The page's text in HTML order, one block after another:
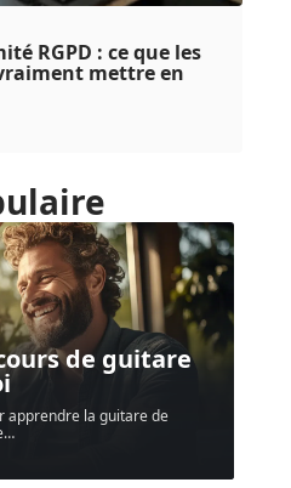
RGPD : ce que les
mettre en
de guitare
apprendre la guitare de
…